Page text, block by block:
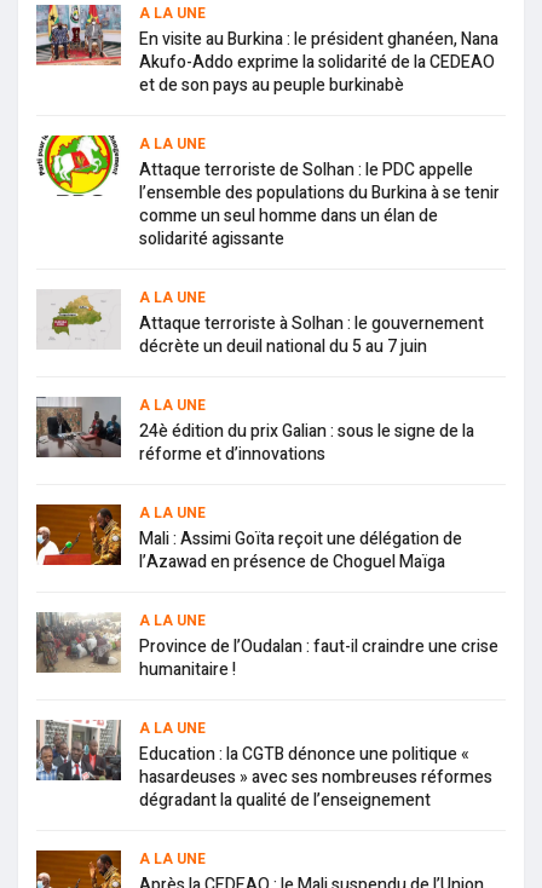
A LA UNE
En visite au Burkina : le président ghanéen, Nana
Akufo-Addo exprime la solidarité de la CEDEAO
et de son pays au peuple burkinabè
A LA UNE
Attaque terroriste de Solhan : le PDC appelle
l’ensemble des populations du Burkina à se tenir
comme un seul homme dans un élan de
solidarité agissante
A LA UNE
Attaque terroriste à Solhan : le gouvernement
décrète un deuil national du 5 au 7 juin
A LA UNE
24è édition du prix Galian : sous le signe de la
réforme et d’innovations
A LA UNE
Mali : Assimi Goïta reçoit une délégation de
l’Azawad en présence de Choguel Maïga
A LA UNE
Province de l’Oudalan : faut-il craindre une crise
humanitaire !
A LA UNE
Education : la CGTB dénonce une politique «
hasardeuses » avec ses nombreuses réformes
dégradant la qualité de l’enseignement
A LA UNE